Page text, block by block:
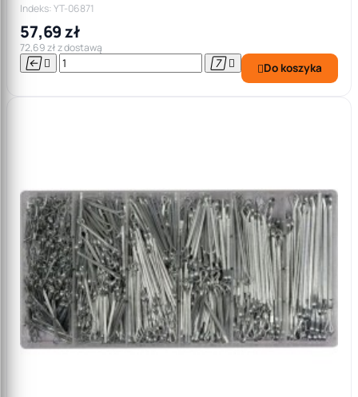
Indeks: YT-06871
57,69 zł
72,69 zł z dostawą
    Do koszyka